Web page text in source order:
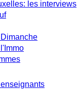
les interviews